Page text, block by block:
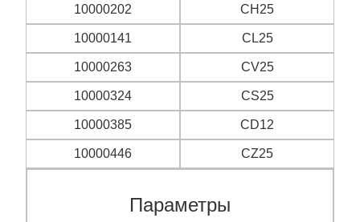
10000202 CH25
10000141 CL25
10000263 CV25
10000324 CS25
10000385 CD12
10000446 CZ25
Параметры